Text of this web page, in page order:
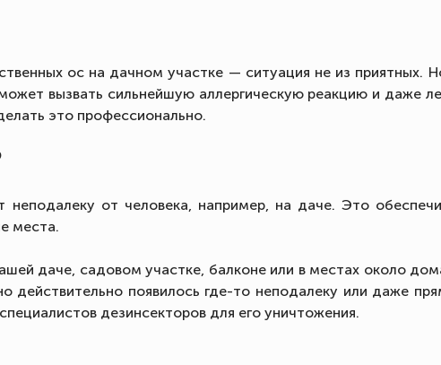
ос на дачном участке — ситуация не из приятных.
вызвать сильнейшую аллергическую реакцию и даже
это профессионально.
неподалеку от человека, например, на даче. Это
места.
даче, садовом участке, балконе или в местах около
действительно появилось где-то неподалеку или даже
дезинсекторов для его уничтожения.